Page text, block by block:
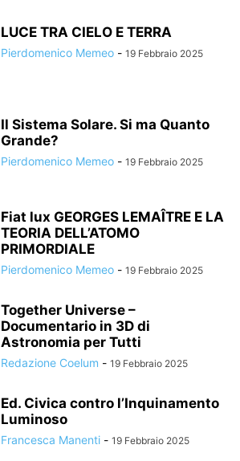
LUCE TRA CIELO E TERRA
Pierdomenico Memeo - 19 Febbraio 2025
Il Sistema Solare. Si ma Quanto
Grande?
Pierdomenico Memeo - 19 Febbraio 2025
Fiat lux GEORGES LEMAÎTRE E LA
TEORIA DELL’ATOMO
PRIMORDIALE
Pierdomenico Memeo - 19 Febbraio 2025
Together Universe –
Documentario in 3D di
Astronomia per Tutti
Redazione Coelum - 19 Febbraio 2025
Ed. Civica contro l’Inquinamento
Luminoso
Francesca Manenti - 19 Febbraio 2025